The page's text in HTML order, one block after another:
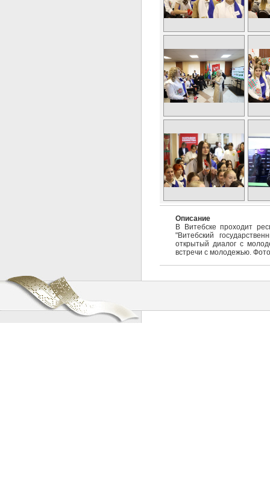
Описание
В Витебске проходит
"Витебский
открытый диалог с
встречи с молодежью.